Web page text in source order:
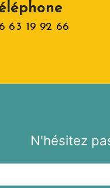
63 19 92 66
N'hésitez